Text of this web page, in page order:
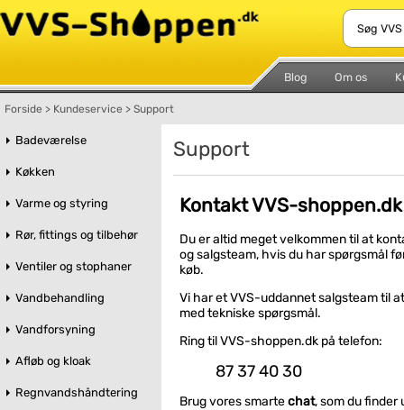
Blog Om os
Forside > Kundeservice > Support
Badeværelse
Køkken
Varme og styring
Rør, fittings og tilbehør
Ventiler og stophaner
Vandbehandling
Vandforsyning
Afløb og kloak
Regnvandshåndtering
Support
Kontakt VVS-shoppen.dk
Du er altid meget velkommen til at
og salgsteam, hvis du har spørgsmål
køb.
Vi har et VVS-uddannet salgsteam til
med tekniske spørgsmål.
Ring til VVS-shoppen.dk på telefon:
87 37 40 30
Brug vores smartechat, som du finder